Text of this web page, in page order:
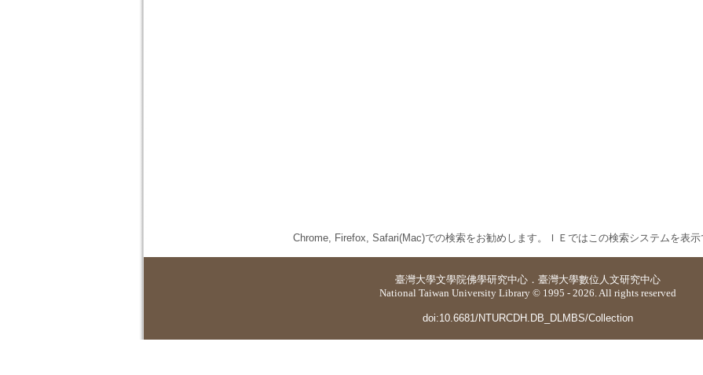
Chrome, Firefox, Safari(Mac)での検索をお勧めします。ＩＥではこの検索システムを表示
臺灣大學文學院佛學研究中心 ． 臺灣大學數位人文研究中心
National Taiwan University Library © 1995 - 2026. All rights reserved
doi:10.6681/NTURCDH.DB_DLMBS/Collection